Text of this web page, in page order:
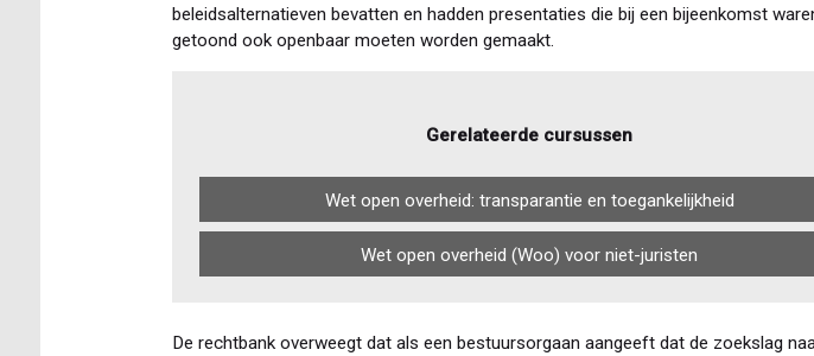
beleidsalternatieven bevatten en hadden presentaties die bij een bijeenkomst
getoond ook openbaar moeten worden gemaakt.
Gerelateerde cursussen
Wet open overheid: transparantie en toegankelijkheid
Wet open overheid (Woo) voor niet-juristen
De rechtbank overweegt dat als een bestuursorgaan aangeeft dat de zoekslag